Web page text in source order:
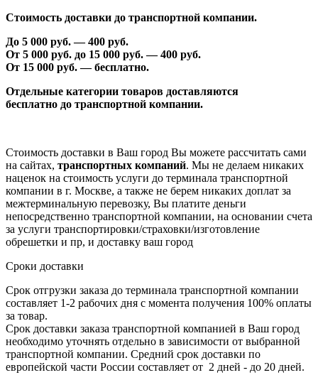
Стоимость доставки до транспортной компании.
До 5 000 руб. —400 руб.
От 5 000 руб. до 15 000 руб. —400 руб.
От 15 000 руб. — бесплатно.
Отдельные категории товаров доставляются
бесплатно до транспортной компании.
Стоимость доставки в Ваш город Вы можете рассчитать сами
на сайтах, транспортных компаний. Мы не делаем никаких
наценок на стоимость услуги до терминала транспортной
компании в г. Москве, а также не берем никаких доплат за
межтерминальную перевозку, Вы платите деньги
непосредственно транспортной компании, на основании счета
за услуги транспортировки/страховки/изготовление
обрешетки и пр, и доставку ваш город
Сроки доставки
Срок отгрузки заказа до терминала транспортной компании
составляет 1-2 рабочих дня с момента получения 100% оплаты
за товар.
Срок доставки заказа транспортной компанией в Ваш город
необходимо уточнять отдельно в зависимости от выбранной
транспортной компании. Средний срок доставки по
европейской части России составляет от 2 дней - до 20 дней.